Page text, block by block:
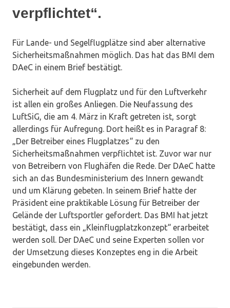
verpflichtet“.
Für Lande- und Segelflugplätze sind aber alternative
Sicherheitsmaßnahmen möglich. Das hat das BMI dem
DAeC in einem Brief bestätigt.
Sicherheit auf dem Flugplatz und für den Luftverkehr
ist allen ein großes Anliegen. Die Neufassung des
LuftSiG, die am 4. März in Kraft getreten ist, sorgt
allerdings für Aufregung. Dort heißt es in Paragraf 8:
„Der Betreiber eines Flugplatzes“ zu den
Sicherheitsmaßnahmen verpflichtet ist. Zuvor war nur
von Betreibern von Flughäfen die Rede. Der DAeC hatte
sich an das Bundesministerium des Innern gewandt
und um Klärung gebeten. In seinem Brief hatte der
Präsident eine praktikable Lösung für Betreiber der
Gelände der Luftsportler gefordert. Das BMI hat jetzt
bestätigt, dass ein „Kleinflugplatzkonzept“ erarbeitet
werden soll. Der DAeC und seine Experten sollen vor
der Umsetzung dieses Konzeptes eng in die Arbeit
eingebunden werden.